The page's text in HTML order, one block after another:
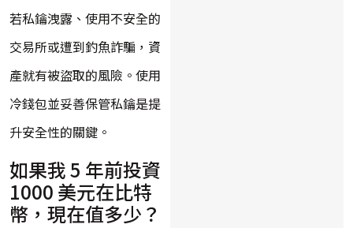
若私鑰洩露、使用不安全的
交易所或遭到釣魚詐騙，資
產就有被盜取的風險。使用
冷錢包並妥善保管私鑰是提
升安全性的關鍵。
如果我 5 年前投資
1000 美元在比特
幣，現在值多少？